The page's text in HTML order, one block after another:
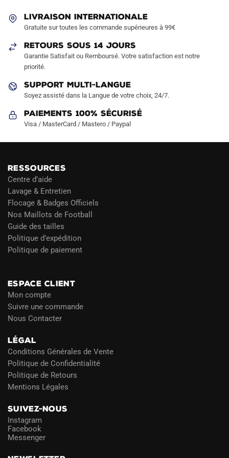
page
LIVRAISON INTERNATIONALE
Gratuite sur toutes les commande supérieures à 99€
RETOURS SOUS 14 JOURS
Garantie Satisfait ou Remboursé. Votre satisfaction est notre
priorité.
SUPPORT MULTI-LANGUE
Soyez assisté dans la Langue de votre choix, 24/7.
Paiements 100% Sécurisé
Visa / MasterCard / Mastero / Paypal
RESSOURCES
Centre d’aide
Lavage & Entretien
Flocage & Badges Officiels
Nos Maillots de Football
Guide des tailles
Politique d’expédition
Politique de paiement
ESPACE CLIENT
Mon compte
Suivre une commande
Nous Contacter
LÉGAL
Conditions Générales de Vente
Politique de Confidentialité
Politique de Retours
Mentions Légales
SUIVEZ-NOUS
Instagram
Facebook
Messenger